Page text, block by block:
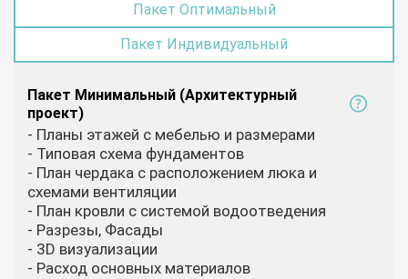
Пакет Оптимальный
Пакет Индивидуальный
Пакет Минимальный (Архитектурный
проект)
- Планы этажей с мебелью и размерами
- Типовая схема фундаментов
- План чердака с расположением люка и
схемами вентиляции
- План кровли с системой водоотведения
- Разрезы, Фасады
- 3D визуализации
- Расход основных материалов